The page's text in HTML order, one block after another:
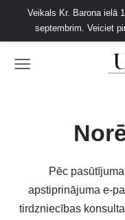
Veikals Kr. Barona ielā
septembrim. Veiciet
Pēc
apstiprinājuma e-
tirdzniecības